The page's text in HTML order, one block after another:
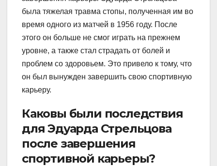
была тяжелая травма стопы, полученная им во
время одного из матчей в 1956 году. После
этого он больше не смог играть на прежнем
уровне, а также стал страдать от болей и
проблем со здоровьем. Это привело к тому, что
он был вынужден завершить свою спортивную
карьеру.
Каковы были последствия
для Эдуарда Стрельцова
после завершения
спортивной карьеры?